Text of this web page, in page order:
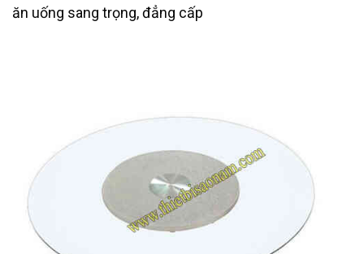
ăn uống sang trọng, đẳng cấp